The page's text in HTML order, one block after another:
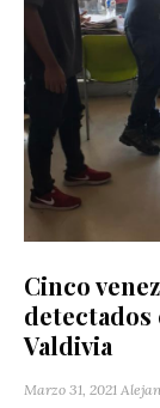
Cinco
Valdivia
Marzo 31, 2021